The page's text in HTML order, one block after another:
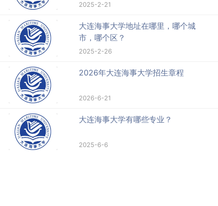
2025-2-21
大连海事大学地址在哪里，哪个城
市，哪个区？
2025-2-26
2026年大连海事大学招生章程
2026-6-21
大连海事大学有哪些专业？
2025-6-6